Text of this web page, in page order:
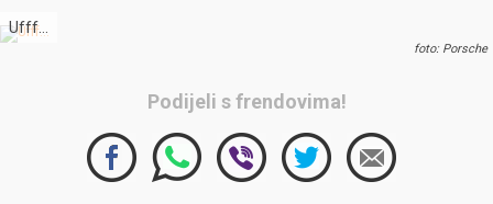
Ufff…
foto: Porsche
Podijeli s frendovima!